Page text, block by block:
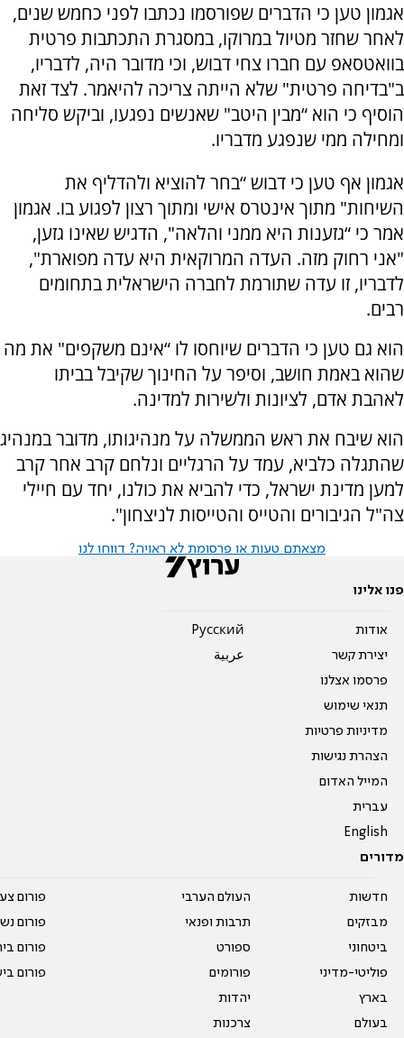
אגמון טען כי הדברים שפורסמו נכתבו לפני כחמש שנים,
לאחר שחזר מטיול במרוקו, במסגרת התכתבות פרטית
בוואטסאפ עם חברו צחי דבוש, וכי מדובר היה, לדבריו,
ב"בדיחה פרטית" שלא הייתה צריכה להיאמר. לצד זאת
הוסיף כי הוא “מבין היטב" שאנשים נפגעו, וביקש סליחה
ומחילה ממי שנפגע מדבריו.
אגמון אף טען כי דבוש “בחר להוציא ולהדליף את
השיחות" מתוך אינטרס אישי ומתוך רצון לפגוע בו. אגמון
אמר כי “גזענות היא ממני והלאה", הדגיש שאינו גזען,
"אני רחוק מזה. העדה המרוקאית היא עדה מפוארת",
לדבריו, זו עדה שתורמת לחברה הישראלית בתחומים
רבים.
הוא גם טען כי הדברים שיוחסו לו “אינם משקפים" את מה
שהוא באמת חושב, וסיפר על החינוך שקיבל בביתו
לאהבת אדם, לציונות ולשירות למדינה.
הוא שיבח את ראש הממשלה על מנהיגותו, מדובר במנהיג
שהתגלה כלביא, עמד על הרגליים ונלחם קרב אחר קרב
למען מדינת ישראל, כדי להביא את כולנו, יחד עם חיילי
צה"ל הגיבורים והטייס והטייסות לניצחון".
מצאתם טעות או פרסומת לא ראויה? דווחו לנו
פנו אלינו
אודות
יצירת קשר
פרסמו אצלנו
תנאי שימוש
מדיניות פרטיות
הצהרת נגישות
המייל האדום
עברית
English
Pусский
عربية
מדורים
חדשות
מבזקים
ביטחוני
פוליטי-מדיני
בארץ
בעולם
העולם הערבי
תרבות ופנאי
ספורט
פורומים
יהדות
צרכנות
פורום
פורום
פורום
פורום